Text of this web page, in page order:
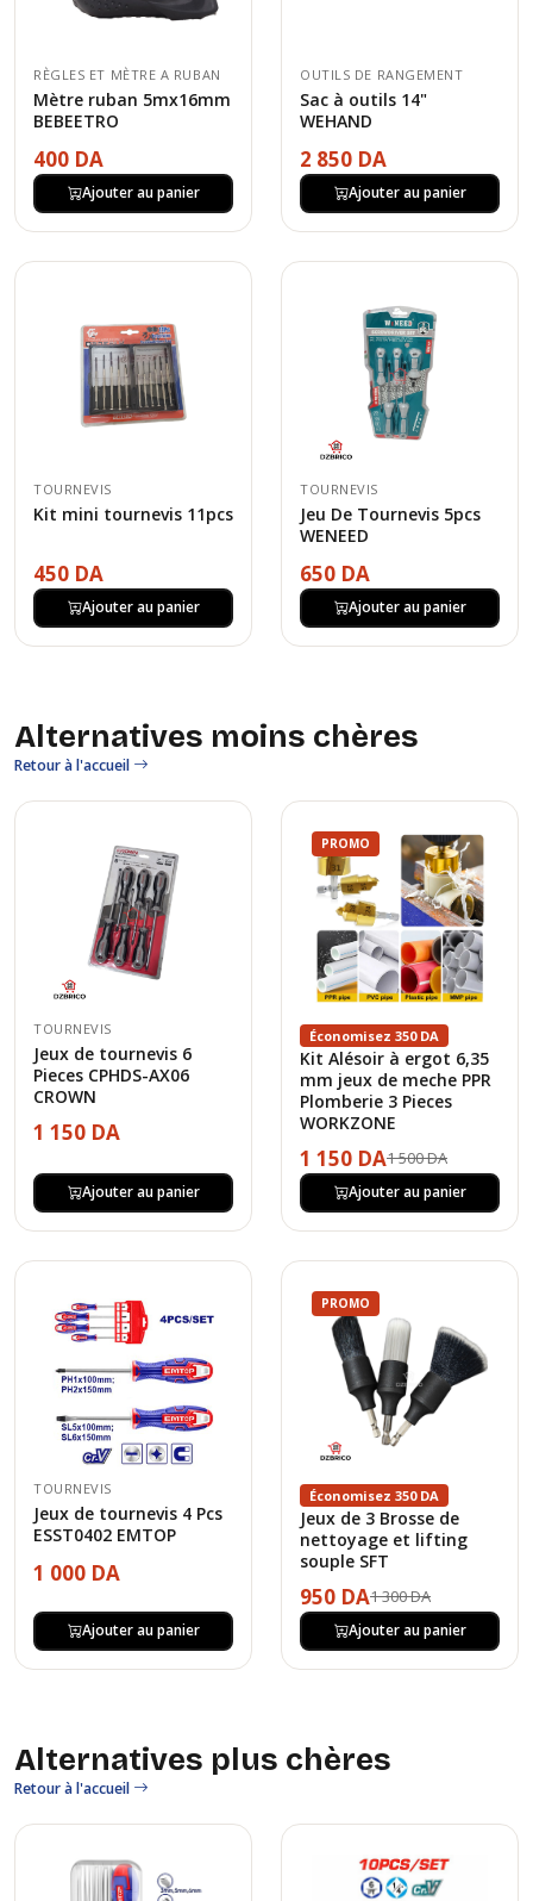
RÈGLES ET MÈTRE A RUBAN
Mètre ruban 5mx16mm
BEBEETRO
400 DA
Ajouter au panier
OUTILS DE RANGEMENT
Sac à outils 14"
WEHAND
2 850 DA
Ajouter au panier
TOURNEVIS
Kit mini tournevis 11pcs
450 DA
Ajouter au panier
TOURNEVIS
Jeu De Tournevis 5pcs
WENEED
650 DA
Ajouter au panier
Alternatives moins chères
Retour à l'accueil
TOURNEVIS
Jeux de tournevis 6
Pieces CPHDS-AX06
CROWN
1 150 DA
Ajouter au panier
PROMO
Économisez 350 DA
Kit Alésoir à ergot 6,35
mm jeux de meche PPR
Plomberie 3 Pieces
WORKZONE
1 150 DA1 500 DA
Ajouter au panier
TOURNEVIS
Jeux de tournevis 4 Pcs
ESST0402 EMTOP
1 000 DA
Ajouter au panier
PROMO
Économisez 350 DA
Jeux de 3 Brosse de
nettoyage et lifting
souple SFT
950 DA1 300 DA
Ajouter au panier
Alternatives plus chères
Retour à l'accueil